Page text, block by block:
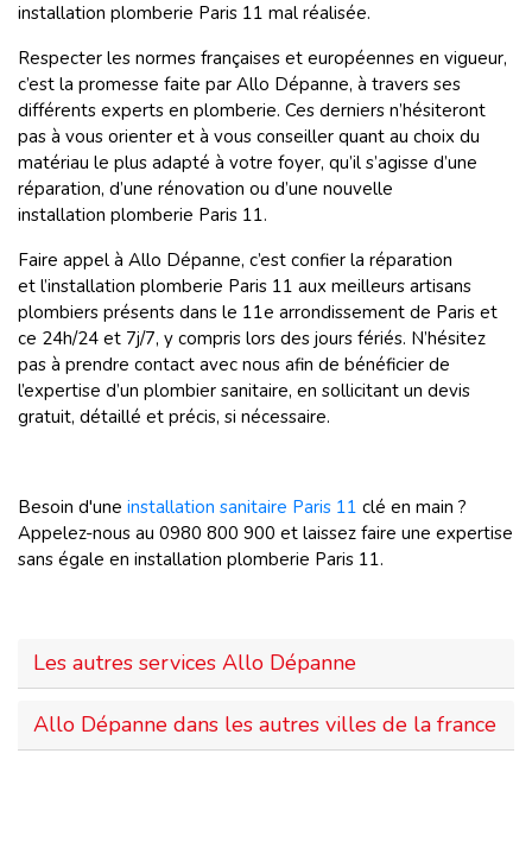
installation plomberie Paris 11 mal réalisée.
Respecter les normes françaises et européennes en vigueur,
c’est la promesse faite par Allo Dépanne, à travers ses
différents experts en plomberie. Ces derniers n’hésiteront
pas à vous orienter et à vous conseiller quant au choix du
matériau le plus adapté à votre foyer, qu’il s’agisse d’une
réparation, d’une rénovation ou d’une nouvelle
installation plomberie Paris 11.
Faire appel à Allo Dépanne, c’est confier la réparation
et l’installation plomberie Paris 11 aux meilleurs artisans
plombiers présents dans le 11e arrondissement de Paris et
ce 24h/24 et 7j/7, y compris lors des jours fériés. N’hésitez
pas à prendre contact avec nous afin de bénéficier de
l’expertise d’un plombier sanitaire, en sollicitant un devis
gratuit, détaillé et précis, si nécessaire.
Besoin d'une installation sanitaire Paris 11 clé en main ?
Appelez-nous au 0980 800 900 et laissez faire une expertise
sans égale en installation plomberie Paris 11.
Les autres services Allo Dépanne
Allo Dépanne dans les autres villes de la france